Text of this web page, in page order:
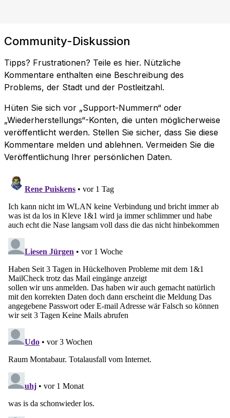
Community-Diskussion
Tipps? Frustrationen? Teile es hier. Nützliche
Kommentare enthalten eine Beschreibung des
Problems, der Stadt und der Postleitzahl.
Hüten Sie sich vor „Support-Nummern“ oder
„Wiederherstellungs“-Konten, die unten möglicherweise
veröffentlicht werden. Stellen Sie sicher, dass Sie diese
Kommentare melden und ablehnen. Vermeiden Sie die
Veröffentlichung Ihrer persönlichen Daten.